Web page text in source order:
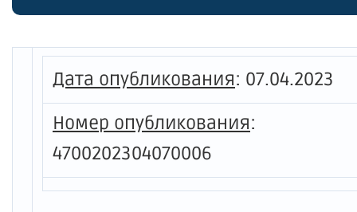
жилых
части
и
Дата опубликования: 07.04.2023
Номер опубликования:
4700202304070006